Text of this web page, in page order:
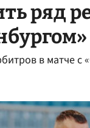
ряд
в матче с